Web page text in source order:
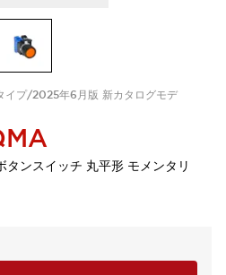
プ/2025年6月版 新カタログモデ
ンスイッチ 丸平形 モメンタリ